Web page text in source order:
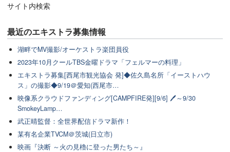
サイト内検索
最近のエキストラ募集情報
湖畔でMV撮影/オーケストラ楽団員役
2023年10月クールTBS金曜ドラマ「フェルマーの料理」
エキストラ募集[西尾市観光協会 発]◆佐久島名所「イーストハウ
ス」の撮影◆9/19＠愛知(西尾市…
映像系クラウドファンディング[CAMPFIRE発][9/6] 🖊～9/30
SmokeyLamp…
武正晴監督：全世界配信ドラマ新作！
某有名企業TVCM＠茨城(日立市)
映画『決断 ～火の見櫓に登った男たち～』